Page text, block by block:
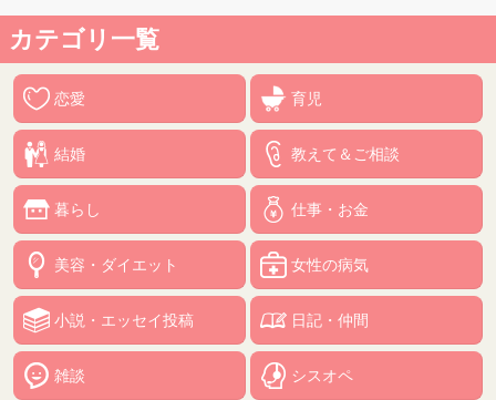
カテゴリ一覧
恋愛 育児
結婚 教えて＆ご相談
暮らし 仕事・お金
美容・ダイエット 女性の病気
小説・エッセイ投稿 日記・仲間
雑談 シスオペ